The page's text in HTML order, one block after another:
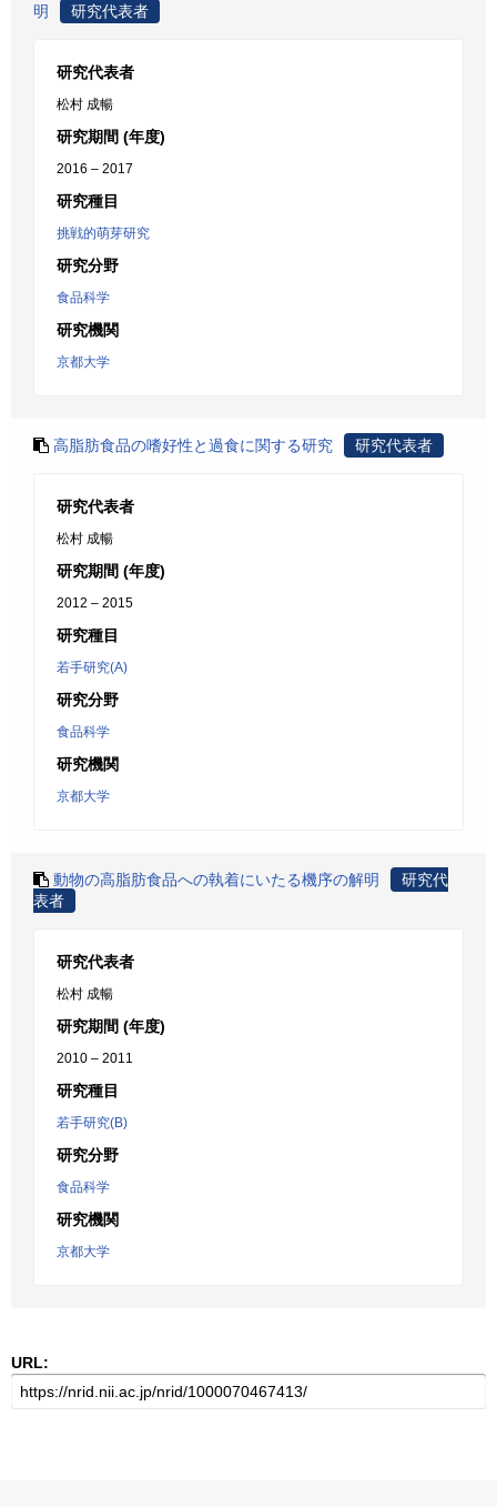
明
研究代表者
研究代表者
松村 成暢
研究期間 (年度)
2016 – 2017
研究種目
挑戦的萌芽研究
研究分野
食品科学
研究機関
京都大学
高脂肪食品の嗜好性と過食に関する研究 研究代表者
研究代表者
松村 成暢
研究期間 (年度)
2012 – 2015
研究種目
若手研究(A)
研究分野
食品科学
研究機関
京都大学
動物の高脂肪食品への執着にいたる機序の解明
研究代
表者
研究代表者
松村 成暢
研究期間 (年度)
2010 – 2011
研究種目
若手研究(B)
研究分野
食品科学
研究機関
京都大学
URL: